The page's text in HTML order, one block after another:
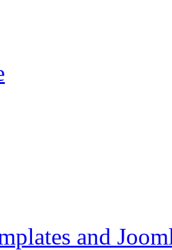
and